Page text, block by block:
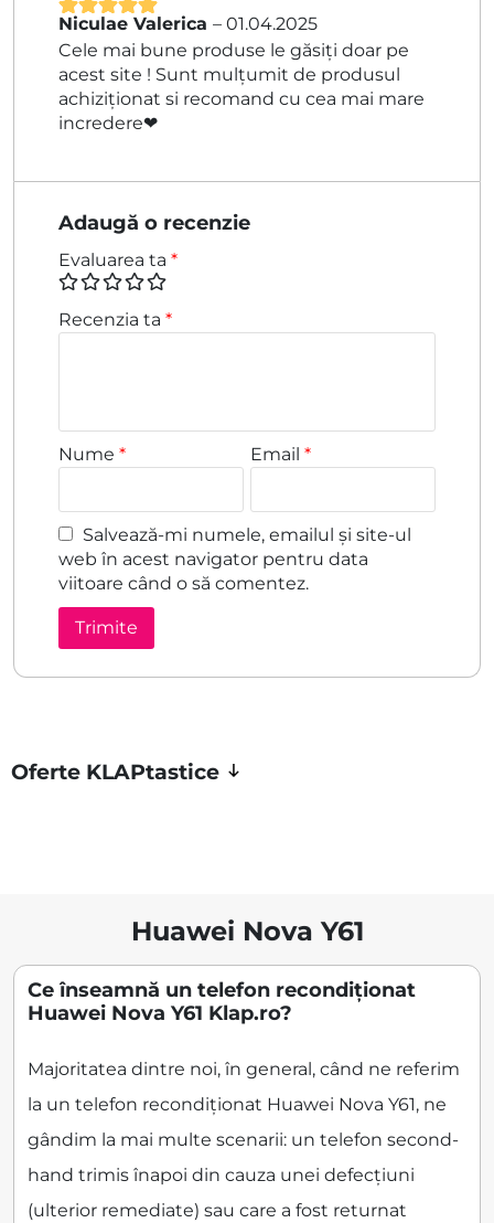
Evaluat la 5
din 5
Niculae Valerica – 01.04.2025
Cele mai bune produse le găsiți doar pe
acest site ! Sunt mulțumit de produsul
achiziționat si recomand cu cea mai mare
incredere❤
Adaugă o recenzie
Evaluarea ta *
Recenzia ta *
Nume * Email*
Salvează-mi numele, emailul și site-ul
web în acest navigator pentru data
viitoare când o să comentez.
Oferte KLAPtastice
Huawei Nova Y61
Ce înseamnă un telefon recondiționat
Huawei Nova Y61 Klap.ro?
Majoritatea dintre noi, în general, când ne referim
la un telefon recondiționat Huawei Nova Y61, ne
gândim la mai multe scenarii: un telefon second-
hand trimis înapoi din cauza unei defecțiuni
(ulterior remediate) sau care a fost returnat